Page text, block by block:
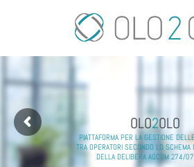
PIATTAFORMA PER LA GESTIONE
TRA OPERATORI SECONDO LO SCHEMA
DELLA DELIBERA AGCOM 274/
OLO2OLO